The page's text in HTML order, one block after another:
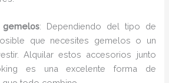
: Dependiendo del tipo de
que necesites gemelos o un
Alquilar estos accesorios junto
es una excelente forma de